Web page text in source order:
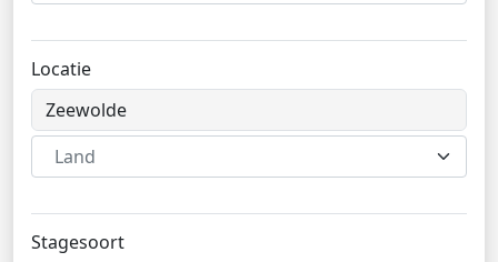
Locatie
Land
Stagesoort